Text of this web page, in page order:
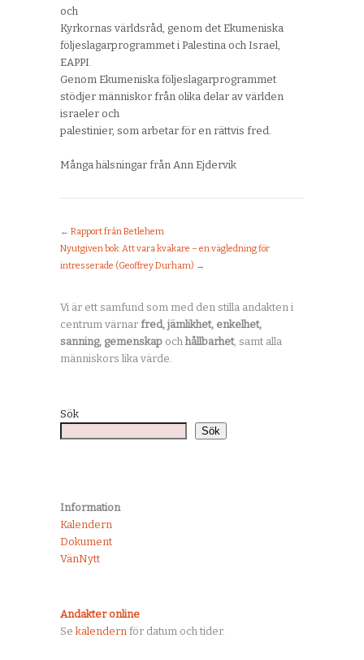
och
Kyrkornas världsråd, genom det Ekumeniska
följeslagarprogrammet i Palestina och Israel,
EAPPI.
Genom Ekumeniska följeslagarprogrammet
stödjer människor från olika delar av världen
israeler och
palestinier, som arbetar för en rättvis fred.
Många hälsningar från Ann Ejdervik
← Rapport från Betlehem
Nyutgiven bok: Att vara kväkare – en vägledning för
intresserade (Geoffrey Durham) →
Vi är ett samfund som med den stilla andakten i
centrum värnar fred, jämlikhet, enkelhet,
sanning, gemenskap och hållbarhet, samt alla
människors lika värde.
Sök
Sök
Information
Kalendern
Dokument
VänNytt
Andakter online
Se kalendern för datum och tider.